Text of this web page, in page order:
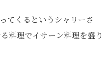
てくるというシャリーさ
料理でイサーン料理を盛り